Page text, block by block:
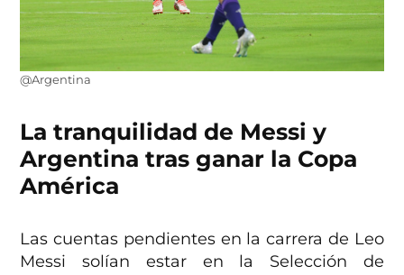
@Argentina
La tranquilidad de Messi y
Argentina tras ganar la Copa
América
Las cuentas pendientes en la carrera de Leo
Messi solían estar en la Selección de